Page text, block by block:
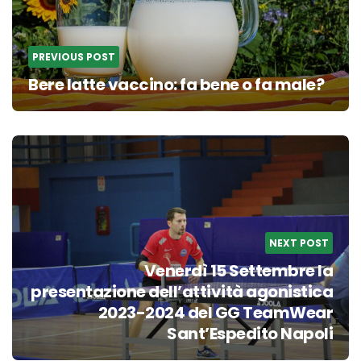
PREVIOUS POST
Bere latte vaccino: fa bene o fa male?
NEXT POST
Venerdì 15 Settembre la
presentazione dell’attività agonistica
2023-2024 del GG TeamWear
Sant’Espedito Napoli